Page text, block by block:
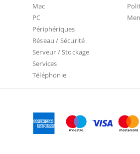
Mac
PC
Périphériques
Réseau / Sécurité
Serveur / Stockage
Services
Téléphonie